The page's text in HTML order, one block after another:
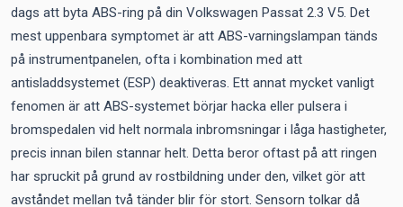
dags att byta ABS-ring på din Volkswagen Passat 2.3 V5. Det
mest uppenbara symptomet är att ABS-varningslampan tänds
på instrumentpanelen, ofta i kombination med att
antisladdsystemet (ESP) deaktiveras. Ett annat mycket vanligt
fenomen är att ABS-systemet börjar hacka eller pulsera i
bromspedalen vid helt normala inbromsningar i låga hastigheter,
precis innan bilen stannar helt. Detta beror oftast på att ringen
har spruckit på grund av rostbildning under den, vilket gör att
avståndet mellan två tänder blir för stort. Sensorn tolkar då